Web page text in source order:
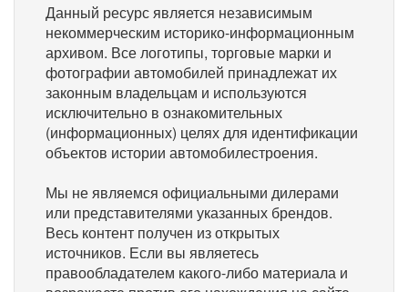
Данный ресурс является независимым
некоммерческим историко-информационным
архивом. Все логотипы, торговые марки и
фотографии автомобилей принадлежат их
законным владельцам и используются
исключительно в ознакомительных
(информационных) целях для идентификации
объектов истории автомобилестроения.
Мы не являемся официальными дилерами
или представителями указанных брендов.
Весь контент получен из открытых
источников. Если вы являетесь
правообладателем какого-либо материала и